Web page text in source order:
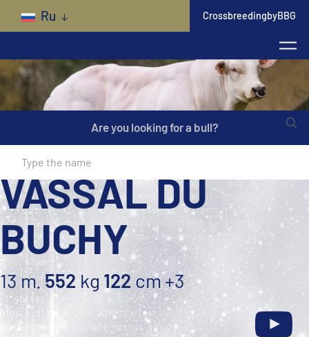
Skip to main content
Ru CrossbreedingbyBBG
Are you looking for a bull?
VASSAL DU
BUCHY
13 m. 552 kg 122cm+3